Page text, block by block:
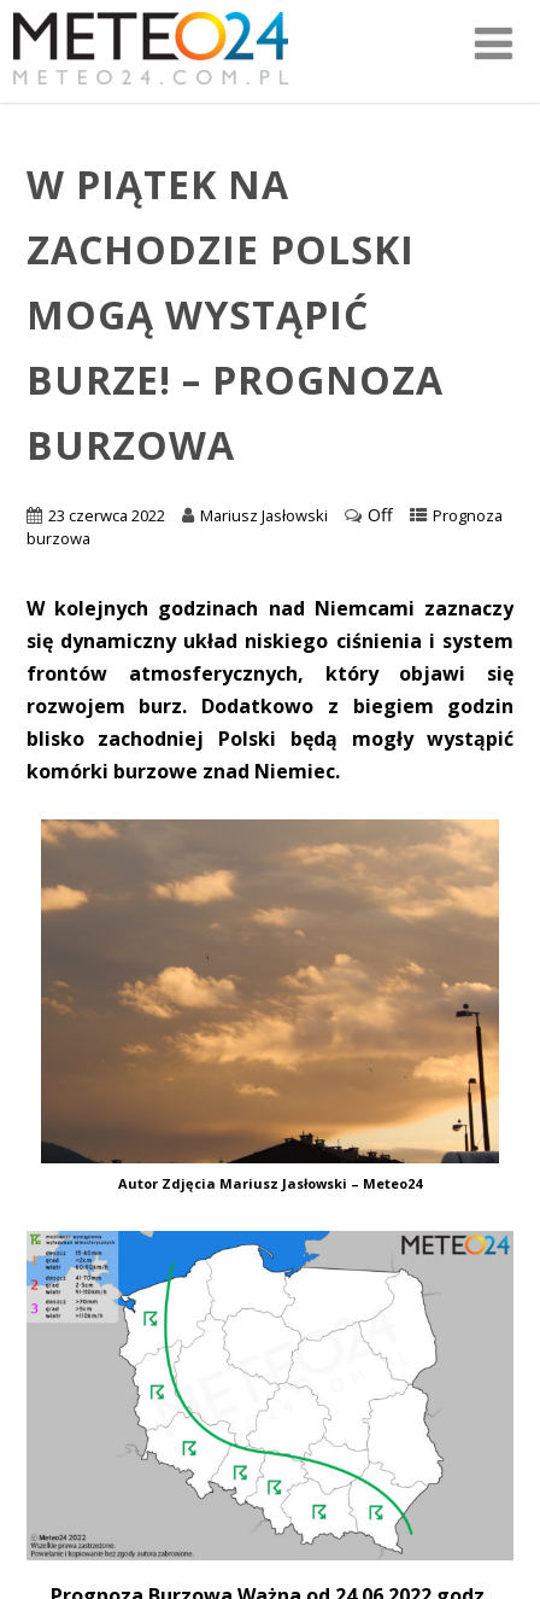
W PIĄTEK NA
ZACHODZIE POLSKI
MOGĄ WYSTĄPIĆ
BURZE! – PROGNOZA
BURZOWA
23 czerwca 2022 Mariusz Jasłowski Off
Prognoza
burzowa
W kolejnych godzinach nad Niemcami zaznaczy
się dynamiczny układ niskiego ciśnienia i system
frontów atmosferycznych, który objawi się
rozwojem burz. Dodatkowo z biegiem godzin
blisko zachodniej Polski będą mogły wystąpić
komórki burzowe znad Niemiec.
Autor Zdjęcia Mariusz Jasłowski – Meteo24